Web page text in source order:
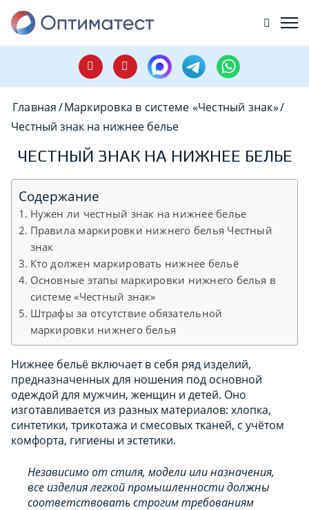
Главная/Маркировка в системе «Честный знак»/
Честный знак на нижнее белье
ЧЕСТНЫЙ ЗНАК НА НИЖНЕЕ БЕЛЬЕ
Содержание
Нужен ли честный знак на нижнее белье
Правила маркировки нижнего белья Честный
знак
Кто должен маркировать нижнее бельё
Основные этапы маркировки нижнего белья в
системе «Честный знак»
Штрафы за отсутствие обязательной
маркировки нижнего белья
Нижнее бельё включает в себя ряд изделий,
предназначенных для ношения под основной
одеждой для мужчин, женщин и детей. Оно
изготавливается из разных материалов: хлопка,
синтетики, трикотажа и смесовых тканей, с учётом
комфорта, гигиены и эстетики.
Независимо от стиля, модели или назначения,
все изделия легкой промышленности должны
соответствовать строгим требованиям